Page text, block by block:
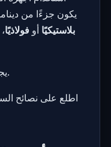
يكون جزءًا من
بلاستيكيًا أوفولاذيًا
يجب إزالة الأجهزة بانتظام للتنظيف.
اطلع على نصائح